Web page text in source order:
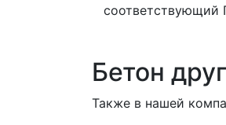
соответствующий
Бетон
Также в нашей